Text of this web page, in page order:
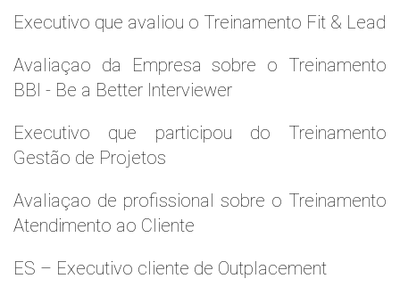
Executivo que avaliou o Treinamento Fit & Lead
Avaliaçao da Empresa sobre o Treinamento
BBI - Be a Better Interviewer
Executivo que participou do Treinamento
Gestão de Projetos
Avaliaçao de profissional sobre o Treinamento
Atendimento ao Cliente
ES – Executivo cliente de Outplacement